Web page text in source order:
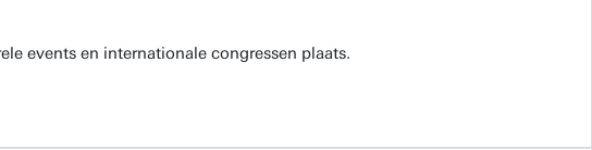
events en internationale congressen plaats.